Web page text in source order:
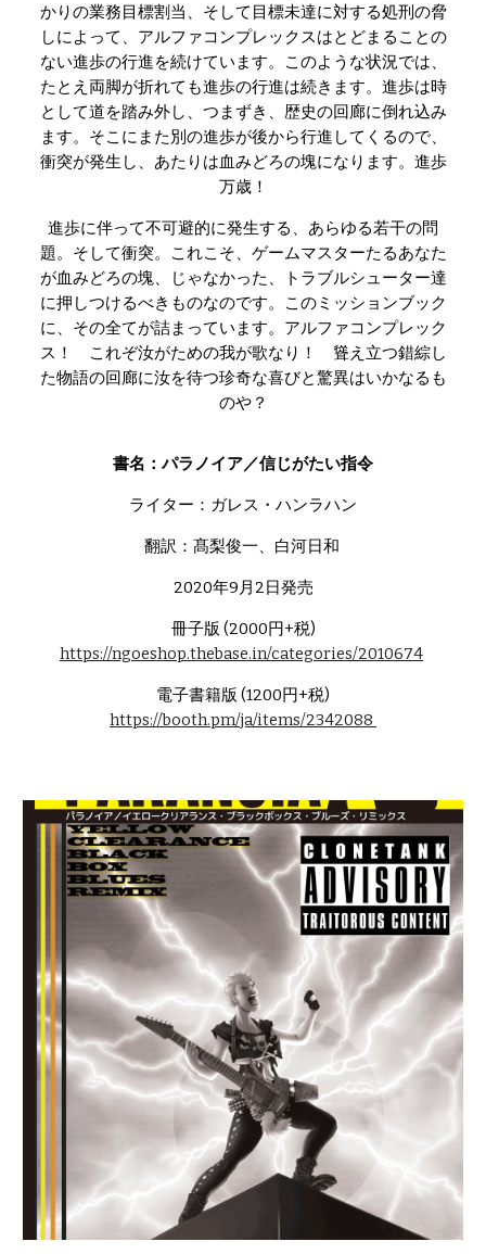
かりの業務目標割当、そして目標未達に対する処刑の脅
しによって、アルファコンプレックスはとどまることの
ない進歩の行進を続けています。このような状況では、
たとえ両脚が折れても進歩の行進は続きます。進歩は時
として道を踏み外し、つまずき、歴史の回廊に倒れ込み
ます。そこにまた別の進歩が後から行進してくるので、
衝突が発生し、あたりは血みどろの塊になります。進歩
万歳！
進歩に伴って不可避的に発生する、あらゆる若干の問
題。そして衝突。これこそ、ゲームマスターたるあなた
が血みどろの塊、じゃなかった、トラブルシューター達
に押しつけるべきものなのです。このミッションブック
に、その全てが詰まっています。アルファコンプレック
ス！ これぞ汝がための我が歌なり！ 聳え立つ錯綜し
た物語の回廊に汝を待つ珍奇な喜びと驚異はいかなるも
のや？
書名：パラノイア／信じがたい指令
ライター：ガレス・ハンラハン
翻訳：髙梨俊一、白河日和
2020年9月2日発売
冊子版 (2000円+税)
https://ngoeshop.thebase.in/categories/2010674
電子書籍版 (1200円+税)
https://booth.pm/ja/items/2342088